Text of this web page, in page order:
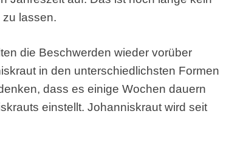
zu lassen.
die Beschwerden wieder vorüber
in den unterschiedlichsten Formen
dass es einige Wochen dauern
einstellt. Johanniskraut wird seit